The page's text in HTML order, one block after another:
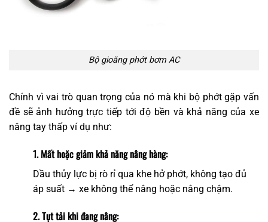
Bộ gioăng phớt bơm AC
Chính vì vai trò quan trọng của nó mà khi bộ phớt gặp vấn
đề sẽ ảnh hưởng trực tiếp tới độ bền và khả năng của xe
nâng tay thấp ví dụ như:
1. Mất hoặc giảm khả năng nâng hàng:
Dầu thủy lực bị rò rỉ qua khe hở phớt, không tạo đủ
áp suất → xe không thể nâng hoặc nâng chậm.
2. Tụt tải khi đang nâng: